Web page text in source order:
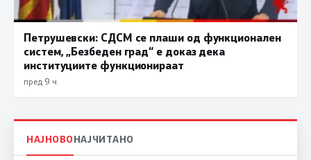
Петрушевски: СДСМ се плаши од функционален
систем, „Безбеден град“ е доказ дека
институциите функционираат
пред 9 ч.
НАЈНОВОНАЈЧИТАНО